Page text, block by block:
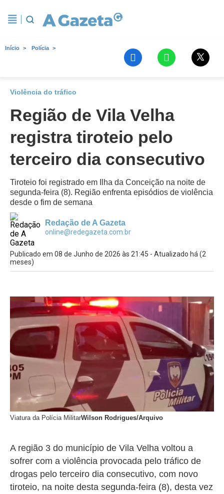
Início Polícia
Violência do tráfico
Região de Vila Velha
registra tiroteio pelo
terceiro dia consecutivo
Tiroteio foi registrado em Ilha da Conceição na noite de
segunda-feira (8). Região enfrenta episódios de violência
desde o fim de semana
Redação de A Gazeta
online@redegazeta.com.br
Publicado em 08 de Junho de 2026 às 21:45 - Atualizado há (2
meses)
Viatura da Polícia MilitarWilson Rodrigues/Arquivo
A região 3 do município de Vila Velha voltou a
sofrer com a violência provocada pelo tráfico de
drogas pelo terceiro dia consecutivo, com novo
tiroteio, na noite desta segunda-feira (8), desta vez